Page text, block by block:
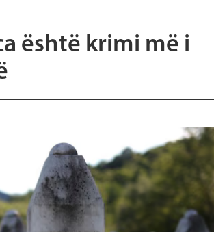
është krimi më i